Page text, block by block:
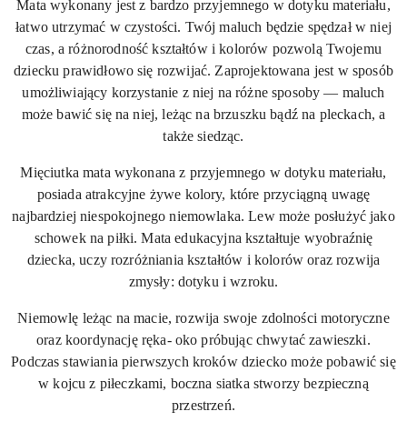
Mata wykonany jest z bardzo przyjemnego w dotyku materiału,
łatwo utrzymać w czystości. Twój maluch będzie spędzał w niej
czas, a różnorodność kształtów i kolorów pozwolą Twojemu
dziecku prawidłowo się rozwijać. Zaprojektowana jest w sposób
umożliwiający korzystanie z niej na różne sposoby — maluch
może bawić się na niej, leżąc na brzuszku bądź na pleckach, a
także siedząc.
Mięciutka mata wykonana z przyjemnego w dotyku materiału,
posiada atrakcyjne żywe kolory, które przyciągną uwagę
najbardziej niespokojnego niemowlaka. Lew może posłużyć jako
schowek na piłki. Mata edukacyjna kształtuje wyobraźnię
dziecka, uczy rozróżniania kształtów i kolorów oraz rozwija
zmysły: dotyku i wzroku.
Niemowlę leżąc na macie, rozwija swoje zdolności motoryczne
oraz koordynację ręka- oko próbując chwytać zawieszki.
Podczas stawiania pierwszych kroków dziecko może pobawić się
w kojcu z piłeczkami, boczna siatka stworzy bezpieczną
przestrzeń.